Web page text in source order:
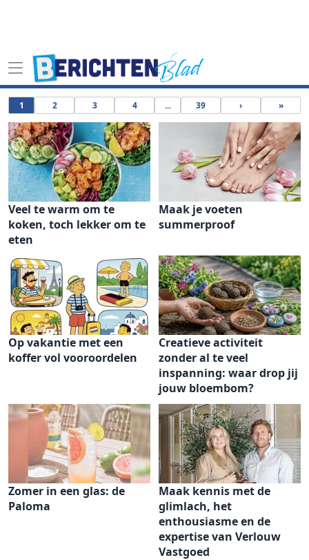
1 2 3 4 ... 39 › »
Veel te warm om te
koken, toch lekker om te
eten
Maak je voeten
summerproof
Op vakantie met een
koffer vol vooroordelen
Creatieve activiteit
zonder al te veel
inspanning: waar drop jij
jouw bloembom?
Zomer in een glas: de
Paloma
Maak kennis met de
glimlach, het
enthousiasme en de
expertise van Verlouw
Vastgoed